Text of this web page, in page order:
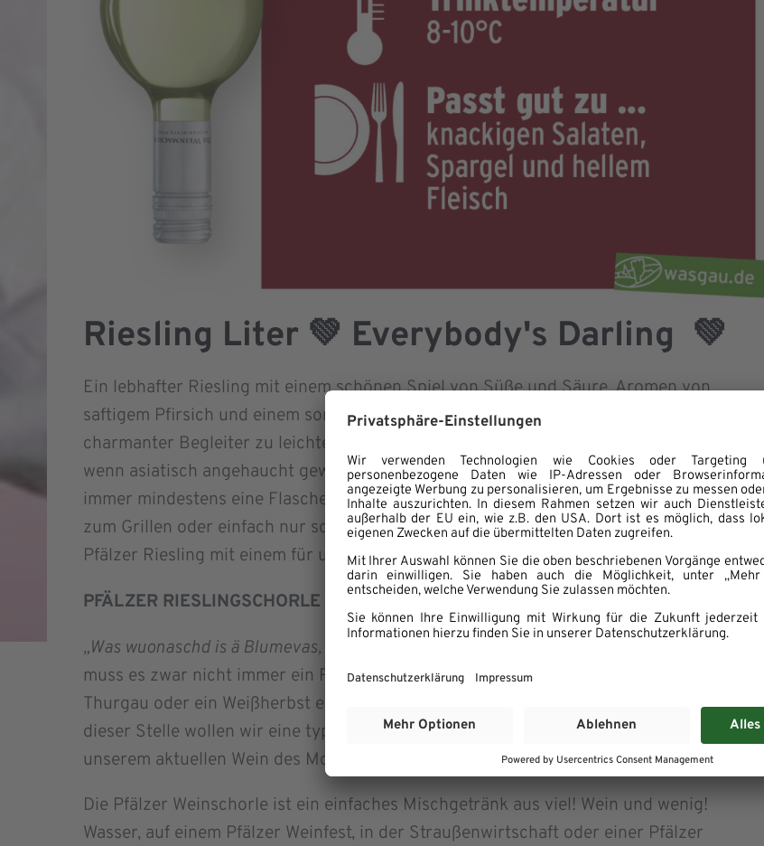
Riesling Liter 💚 Everybody's Darling 💚
Ein lebhafter Riesling mit einem schönen Spiel von Süße und Säure, Aromen von
saftigem Pfirsich und einem sommerlichen Hauch von Zitrusfrucht. Ein sehr
charmanter Begleiter zu leichten Gerichten mit Fisch und Geflügel, gerne auch mal,
wenn asiatisch angehaucht gewürzt wird. Auf jeden Fall sollte von diesem Riesling Liter
immer mindestens eine Flasche gut gekühlt auf Vorrat liegen. Denn auch zum Picknick,
zum Grillen oder einfach nur so kann man von diesem Wein nicht genug bekommen. Ein
Pfälzer Riesling mit einem für uns sehr guten Verhältnis von Preis und Genuss.
PFÄLZER RIESLINGSCHORLE – für eine gute Schorle braucht es einen guten Wein
„Was wuonaschd is ä Blumevas, in de Palz is ä Dubbeglas!“
muss es zwar nicht immer ein Riesling sein. Auch ein trockener Silvaner, Müller-
Thurgau oder ein Weißherbst eignen sich hervorragend als Schorlewein. Doch an
dieser Stelle wollen wir eine typische Pfälzer Rieslingschorle mischen, natürlich mit
unserem aktuellen Wein des Monats April.
Die Pfälzer Weinschorle ist ein einfaches Mischgetränk aus viel! Wein und wenig!
Wasser, auf einem Pfälzer Weinfest, in der Straußenwirtschaft oder einer Pfälzer